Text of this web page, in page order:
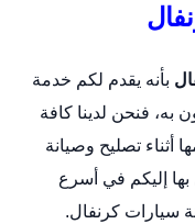
بأنه يقدم لكم خدمة
فنحن لدينا كافة
أثناء تصليح وصيانة
إليكم في أسرع
سيارات كرنفال.